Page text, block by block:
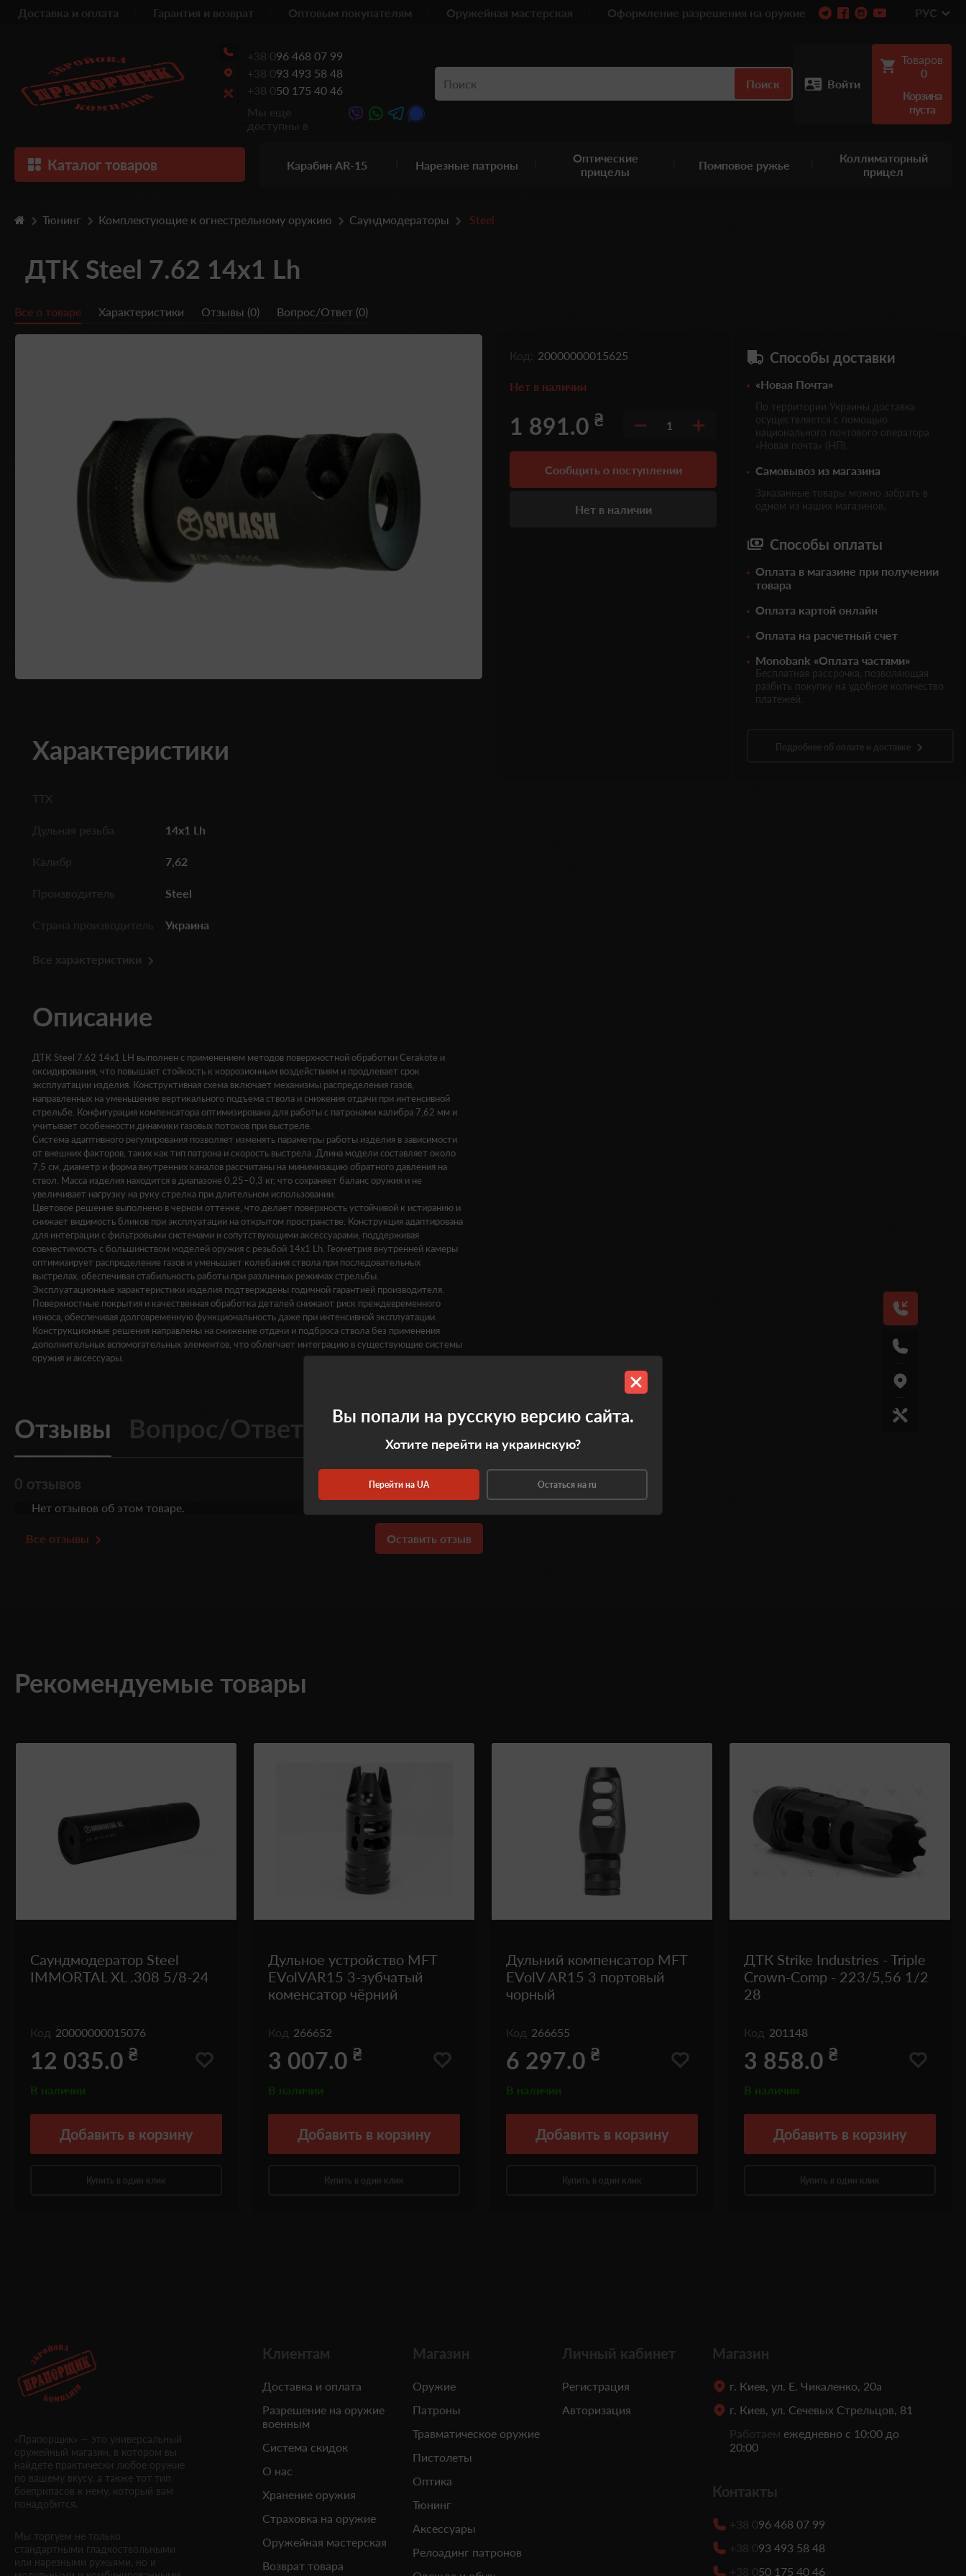
Доставка и оплата Гарантия и возврат Оптовым покупателям Оружейная мастерская Оформление разрешения на оружие РУС
+38 096 468 07 99
+38 093 493 58 48
+38 050 175 40 46
Мы еще
доступны в
Поиск Войти
Товаров
0
Корзина
пуста
Каталог товаров Карабин AR-15 Нарезные патроны
Оптические
прицелы
Помповое ружье
Коллиматорный
прицел
Тюнинг Комплектующие к огнестрельному оружию Саундмодераторы Steel
ДТК Steel 7.62 14x1 Lh
Все о товаре Характеристики Отзывы (0) Вопрос/Ответ (0)
Характеристики
ТТХ
Дульная резьба 14x1 Lh
Калибр 7,62
Производитель Steel
Страна производитель Украина
Все характеристики
Описание
ДТК Steel 7.62 14x1 LH выполнен с применением методов поверхностной обработки Cerakote и
оксидирования, что повышает стойкость к коррозионным воздействиям и продлевает срок
эксплуатации изделия. Конструктивная схема включает механизмы распределения газов,
направленных на уменьшение вертикального подъема ствола и снижения отдачи при интенсивной
стрельбе. Конфигурация компенсатора оптимизирована для работы с патронами калибра 7,62 мм и
учитывает особенности динамики газовых потоков при выстреле.
Система адаптивного регулирования позволяет изменять параметры работы изделия в зависимости
от внешних факторов, таких как тип патрона и скорость выстрела. Длина модели составляет около
7,5 см, диаметр и форма внутренних каналов рассчитаны на минимизацию обратного давления на
ствол. Масса изделия находится в диапазоне 0,25–0,3 кг, что сохраняет баланс оружия и не
увеличивает нагрузку на руку стрелка при длительном использовании.
Цветовое решение выполнено в черном оттенке, что делает поверхность устойчивой к истиранию и
снижает видимость бликов при эксплуатации на открытом пространстве. Конструкция адаптирована
для интеграции с фильтровыми системами и сопутствующими аксессуарами, поддерживая
совместимость с большинством моделей оружия с резьбой 14x1 Lh. Геометрия внутренней камеры
оптимизирует распределение газов и уменьшает колебания ствола при последовательных
выстрелах, обеспечивая стабильность работы при различных режимах стрельбы.
Эксплуатационные характеристики изделия подтверждены годичной гарантией производителя.
Поверхностные покрытия и качественная обработка деталей снижают риск преждевременного
износа, обеспечивая долговременную функциональность даже при интенсивной эксплуатации.
Конструкционные решения направлены на снижение отдачи и подброса ствола без применения
дополнительных вспомогательных элементов, что облегчает интеграцию в существующие системы
оружия и аксессуары.
Отзывы Вопрос/Ответ
0 отзывов
Нет отзывов об этом товаре.
Все отзывы Оставить отзыв
Код: 20000000015625
Нет в наличии
1 891.0 ₴ 1
Сообщить о поступлении
Нет в наличии
Способы доставки
«Новая Почта»
По территории Украины доставка
осуществляется с помощью
национального почтового оператора
«Новая почта» (НП).
Самовывоз из магазина
Заказанные товары можно забрать в
одном из наших магазинов.
Способы оплаты
Оплата в магазине при получении
товара
Оплата картой онлайн
Оплата на расчетный счет
Monobank «Оплата частями»
Бесплатная рассрочка, позволяющая
разбить покупку на удобное количество
платежей.
Подробнее об оплате и доставке
Рекомендуемые товары
Саундмодератор Steel
IMMORTAL ХL .308 5/8-24
Код 20000000015076
12 035.0 ₴
В наличии
Добавить в корзину
Купить в один клик
Дульное устройство MFT
EVolVAR15 3-зубчатый
коменсатор чёрний
Код 266652
3 007.0 ₴
В наличии
Добавить в корзину
Купить в один клик
Дульний компенсатор MFT
EVolV AR15 3 портовый
чорный
Код 266655
6 297.0 ₴
В наличии
Добавить в корзину
Купить в один клик
ДТК Strike Industries - Triple
Crown-Comp - 223/5,56 1/2
28
Код 201148
3 858.0 ₴
В наличии
Добавить в корзину
Купить в один клик
«Прапорщик» — это универсальный
оружейный магазин, в котором вы
найдете практически любое оружие
по вашему вкусу, а также тот тип
боеприпасов к нему, который вам
понадобится.
Мы торгуем не только
стандартными гладкоствольными
или нарезными ружьями, но и
Клиентам
Доставка и оплата
Разрешение на оружие
военным
Система скидок
О нас
Хранение оружия
Страховка на оружие
Оружейная мастерская
Возврат товара
Магазин
Оружие
Патроны
Травматическое оружие
Пистолеты
Оптика
Тюнинг
Аксессуары
Релоадинг патронов
Личный кабинет
Регистрация
Авторизация
Магазин
г. Киев, ул. Е. Чикаленко, 20а
г. Киев, ул. Сечевых Стрельцов, 81
Работаем ежедневно с 10:00 до
20:00
Контакты
+38 096 468 07 99
+38 093 493 58 48
+38 050 175 40 46
Вы попали на русскую версию сайта.
Хотите перейти на украинскую?
Перейти на UA Остаться на ru